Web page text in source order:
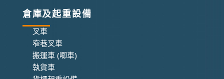
倉庫及起重設備
叉車
窄巷叉車
搬運車 (唧車)
執貨車